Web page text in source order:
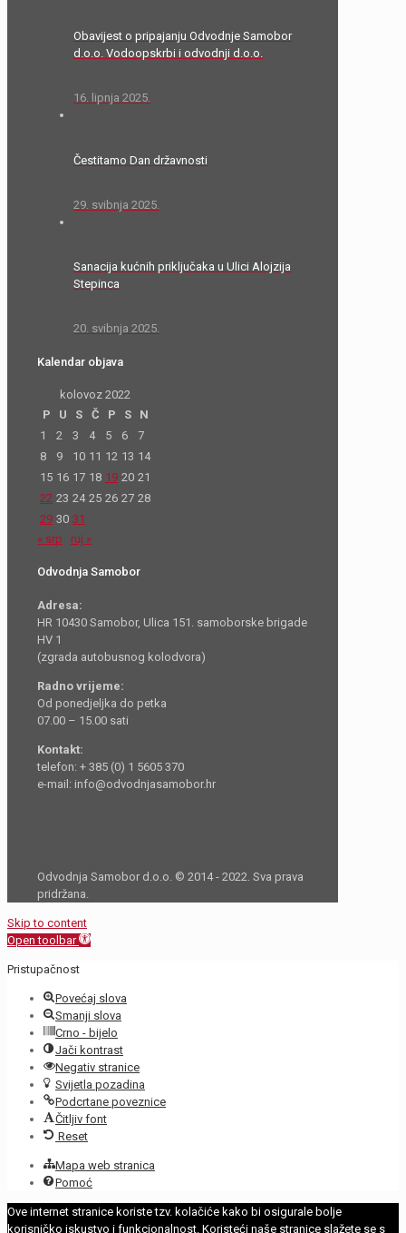
Obavijest o pripajanju Odvodnje Samobor
d.o.o. Vodoopskrbi i odvodnji d.o.o.
16. lipnja 2025.
Čestitamo Dan državnosti
29. svibnja 2025.
Sanacija kućnih priključaka u Ulici Alojzija
Stepinca
20. svibnja 2025.
Kalendar objava
kolovoz 2022
P
U S Č P S
N
1
2 3 4 5 6
7
8
9 10 11 12 13 14
15 16 17 18 19 20 21
22 23 24 25 26 27 28
29 30 31
« srp
ruj »
Odvodnja Samobor
Adresa:
HR 10430 Samobor, Ulica 151. samoborske brigade
HV 1
(zgrada autobusnog kolodvora)
Radno vrijeme:
Od ponedjeljka do petka
07.00 – 15.00 sati
Kontakt:
telefon: + 385 (0) 1 5605 370
e-mail: info@odvodnjasamobor.hr
Odvodnja Samobor d.o.o. © 2014 - 2022. Sva prava
pridržana.
Skip to content
Open toolbar
Pristupačnost
Povećaj slova
Smanji slova
Crno - bijelo
Jači kontrast
Negativ stranice
Svijetla pozadina
Podcrtane poveznice
Čitljiv font
Reset
Mapa web stranica
Pomoć
Ove internet stranice koriste tzv. kolačiće kako bi osigurale bolje
korisničko iskustvo i funkcionalnost. Koristeći naše stranice slažete se s